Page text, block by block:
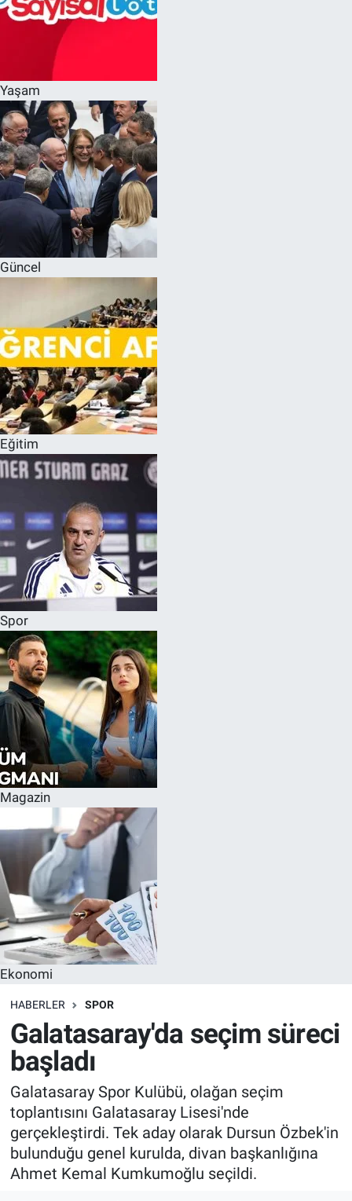
Yaşam
Güncel
Eğitim
Spor
Magazin
Ekonomi
HABERLER SPOR
Galatasaray'da seçim süreci
başladı
Galatasaray Spor Kulübü, olağan seçim
toplantısını Galatasaray Lisesi'nde
gerçekleştirdi. Tek aday olarak Dursun Özbek'in
bulunduğu genel kurulda, divan başkanlığına
Ahmet Kemal Kumkumoğlu seçildi.